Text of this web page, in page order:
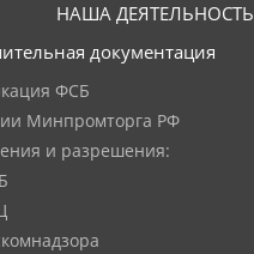
НАША ДЕЯТЕЛЬНОСТЬ
документация
ФСБ
Минпромторга РФ
и разрешения: